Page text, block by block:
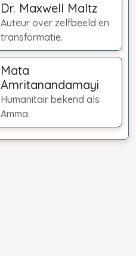
Dr. Maxwell Maltz
Auteur over zelfbeeld en
transformatie.
Mata
Amritanandamayi
Humanitair bekend als
Amma.